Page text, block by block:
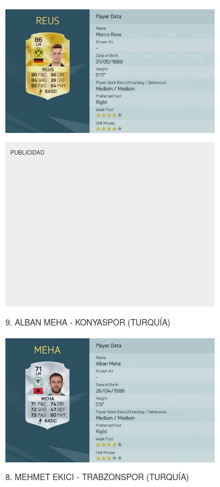
PUBLICIDAD
9. ALBAN MEHA - KONYASPOR (TURQUÍA)
8. MEHMET EKICI - TRABZONSPOR (TURQUÍA)